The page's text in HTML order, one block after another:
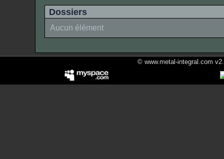
Dossiers
Aucun élément
© www.metal-integral.com